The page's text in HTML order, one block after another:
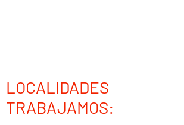
LOCALIDADES
TRABAJAMOS: